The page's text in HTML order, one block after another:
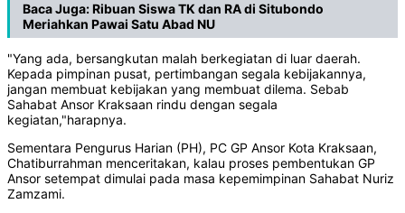
Baca Juga:Ribuan Siswa TK dan RA di Situbondo
Meriahkan Pawai Satu Abad NU
"Yang ada, bersangkutan malah berkegiatan di luar daerah.
Kepada pimpinan pusat, pertimbangan segala kebijakannya,
jangan membuat kebijakan yang membuat dilema. Sebab
Sahabat Ansor Kraksaan rindu dengan segala
kegiatan,"harapnya.
Sementara Pengurus Harian (PH), PC GP Ansor Kota Kraksaan,
Chatiburrahman menceritakan, kalau proses pembentukan GP
Ansor setempat dimulai pada masa kepemimpinan Sahabat Nuriz
Zamzami.